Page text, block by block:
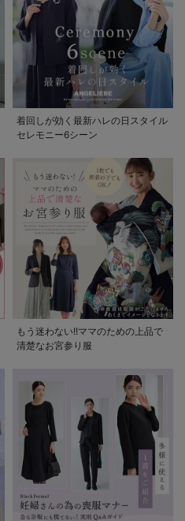
着回しが効く最新ハレの日スタイル
セレモニー6シーン
もう迷わない!!ママのための上品で
清楚なお宮参り服